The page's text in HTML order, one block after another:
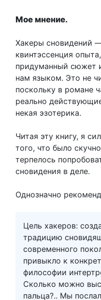
Мое мнение.
Хакеры сновидений
квинтэссенция
придуманный сюжет
нам языком. Это не
поскольку в романе
реально
некая эзотерика.
Читая эту книгу, я
того, что было
терпелось
сновидения в деле.
Однозначно
Цель хакеров:
традицию
современного
привыкло к
философии
Сколько можно
пальца?.. Мы